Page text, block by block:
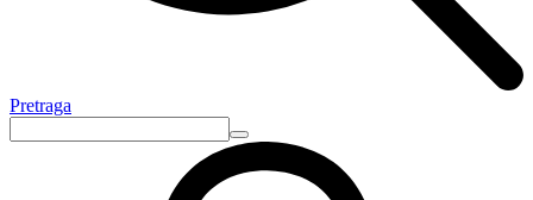
Pretraga